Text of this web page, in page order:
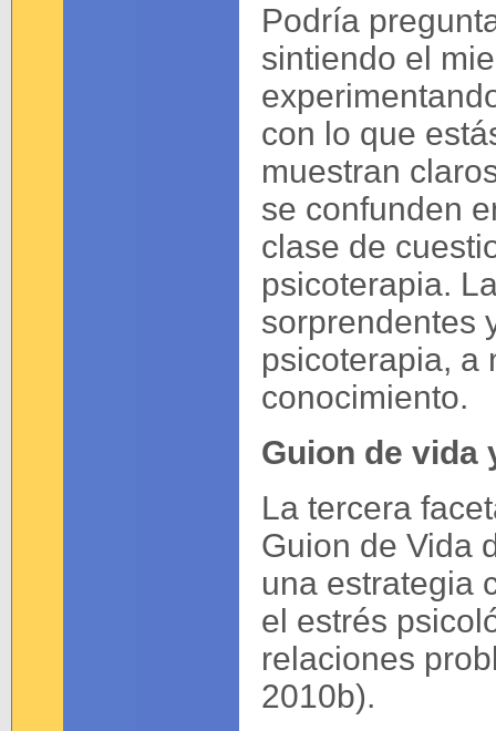
Podría
sintiendo el
con lo que
muestran
se confunden
clase de
psicoterapia.
sorprendentes
psicoterapia, a
conocimiento.
Guion de vida
La tercera
Guion de Vida
una estrategia
el estrés
relaciones
2010b).